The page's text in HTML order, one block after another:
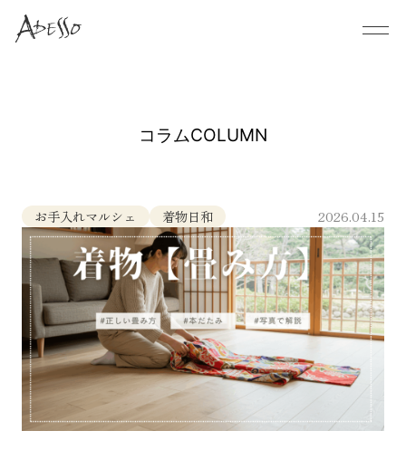
コラムCOLUMN
お手入れマルシェ 着物日和 2026.04.15